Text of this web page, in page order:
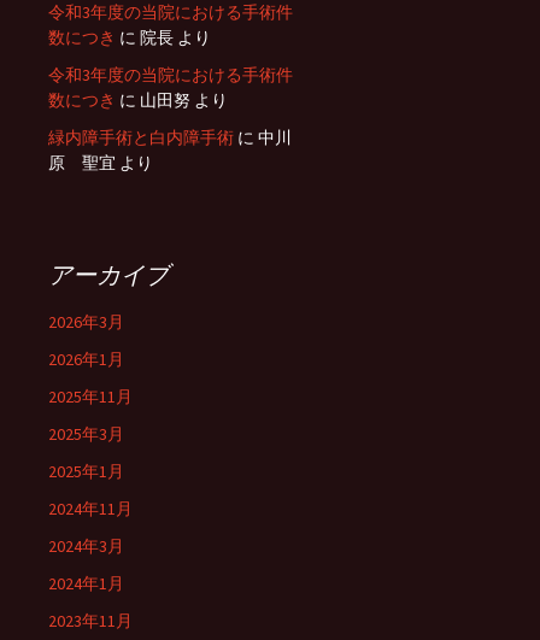
令和3年度の当院における手術件
数につき に 院長 より
令和3年度の当院における手術件
数につき に 山田努 より
緑内障手術と白内障手術 に 中川
原 聖宜 より
アーカイブ
2026年3月
2026年1月
2025年11月
2025年3月
2025年1月
2024年11月
2024年3月
2024年1月
2023年11月